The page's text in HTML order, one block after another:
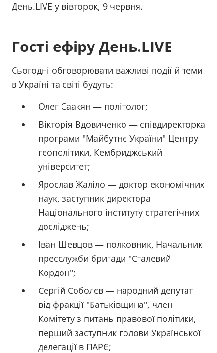
День.LIVE у вівторок, 9 червня.
Гості ефіру День.LIVE
Сьогодні обговорювати важливі події й теми
в Україні та світі будуть:
Олег Саакян — політолог;
Вікторія Вдовиченко — співдиректорка
програми "Майбутнє України" Центру
геополітики, Кембриджський
університет;
Ярослав Жаліло — доктор економічних
наук, заступник директора
Національного інституту стратегічних
досліджень;
Іван Шевцов — полковник, Начальник
пресслужби бригади "Сталевий
Кордон";
Сергій Соболєв — народний депутат
від фракції "Батьківщина", член
Комітету з питань правової політики,
перший заступник голови Української
делегації в ПАРЄ;